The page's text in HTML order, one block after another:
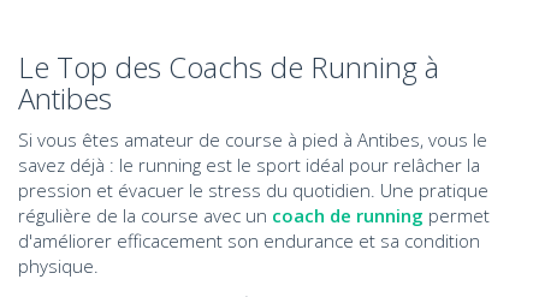
Le Top des Coachs de Running à
Antibes
Si vous êtes amateur de course à pied à Antibes, vous le
savez déjà : le running est le sport idéal pour relâcher la
pression et évacuer le stress du quotidien. Une pratique
régulière de la course avec un coach de running permet
d'améliorer efficacement son endurance et sa condition
physique.